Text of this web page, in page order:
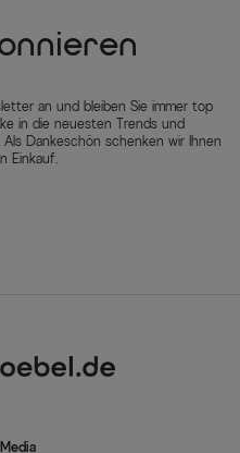
an und bleiben Sie immer top
in die neuesten Trends und
Dankeschön schenken wir Ihnen
Einkauf.